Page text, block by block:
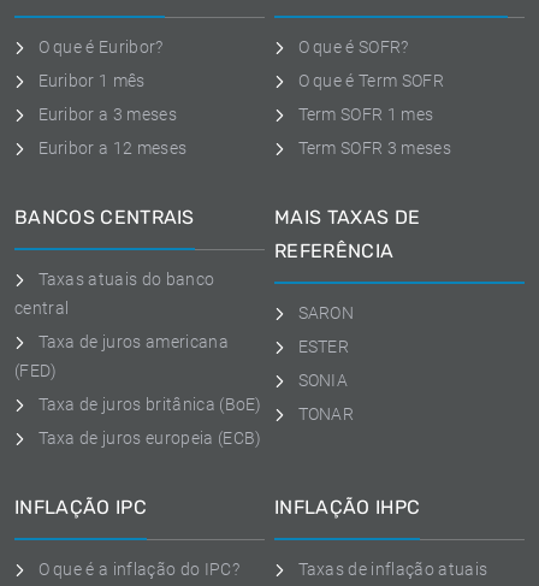
O que é Euribor?
Euribor 1 mês
Euribor a 3 meses
Euribor a 12 meses
O que é SOFR?
O que é Term SOFR
Term SOFR 1 mes
Term SOFR 3 meses
BANCOS CENTRAIS
Taxas atuais do banco
central
Taxa de juros americana
(FED)
Taxa de juros britânica (BoE)
Taxa de juros europeia (ECB)
MAIS TAXAS DE
REFERÊNCIA
SARON
ESTER
SONIA
TONAR
INFLAÇÃO IPC
O que é a inflação do IPC?
INFLAÇÃO IHPC
Taxas de inflação atuais